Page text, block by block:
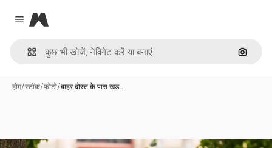
Close menu
Magnific
इमेज से
होम/स्टॉक/फोटो/बाहर दोस्त के पास खड…